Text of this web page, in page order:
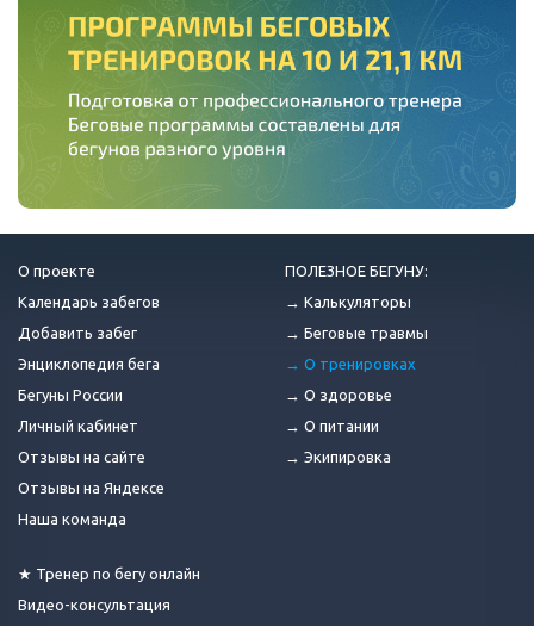
О проекте
Календарь забегов
Добавить забег
Энциклопедия бега
Бегуны России
Личный кабинет
Отзывы на сайте
Отзывы на Яндексе
Наша команда
★ Тренер по бегу онлайн
Видео-консультация
ПОЛЕЗНОЕ БЕГУНУ:
→ Калькуляторы
→ Беговые травмы
→ О тренировках
→ О здоровье
→ О питании
→ Экипировка